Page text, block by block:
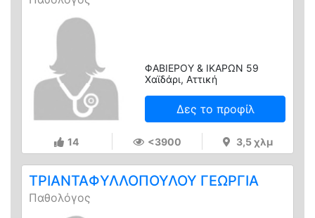
ΦΑΒΙΕΡΟΥ & ΙΚΑΡΩΝ 59
Χαϊδάρι, Αττική
Δες το προφίλ
14 <3900 3,5 χλμ
ΤΡΙΑΝΤΑΦΥΛΛΟΠΟΥΛΟΥ ΓΕΩΡΓΙΑ
Παθολόγος